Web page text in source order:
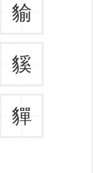
貐
貕
貚